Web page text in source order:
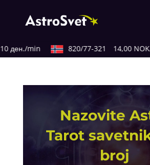
ден./min 820/77-321 14,00
Nazovite
Tarot
broj